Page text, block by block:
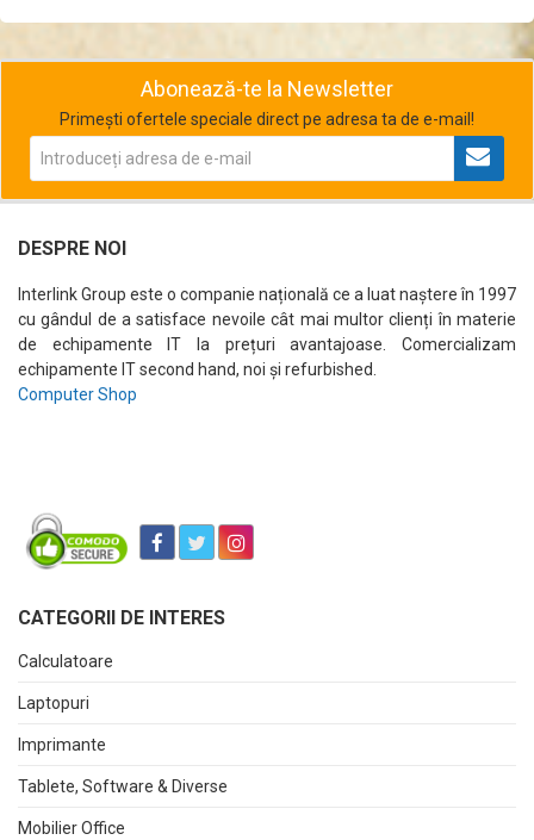
Abonează-te la Newsletter
Primești ofertele speciale direct pe adresa ta de e-mail!
DESPRE NOI
Interlink Group este o companie națională ce a luat naștere în 1997
cu gândul de a satisface nevoile cât mai multor clienți în materie
de echipamente IT la prețuri avantajoase. Comercializam
echipamente IT second hand, noi și refurbished.
Computer Shop
CATEGORII DE INTERES
Calculatoare
Laptopuri
Imprimante
Tablete, Software & Diverse
Mobilier Office